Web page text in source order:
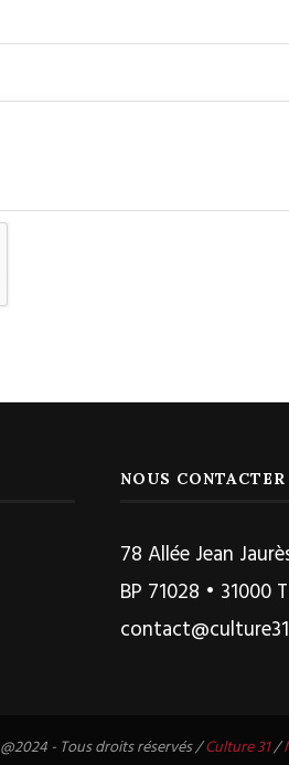
NOUS CONTACTER
78 Allée Jean
BP 71028 • 31000
@2024 - Tous droits réservés /Culture 31/